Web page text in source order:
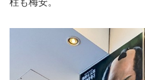
柱も梅安。